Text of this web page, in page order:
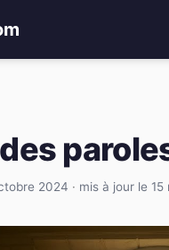
2024 · mis à jour le 15